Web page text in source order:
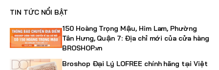
TIN TỨC NỔI BẬT
150 Hoàng Trọng Mậu, Him Lam, Phường
Tân Hưng, Quận 7: Địa chỉ mới của cửa hàng
BROSHOP.vn
Broshop Đại Lý LOFREE chính hãng tại Việt